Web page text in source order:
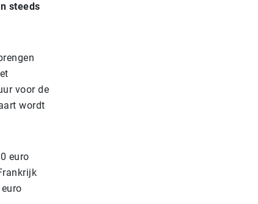
steeds
voor de
wordt
euro